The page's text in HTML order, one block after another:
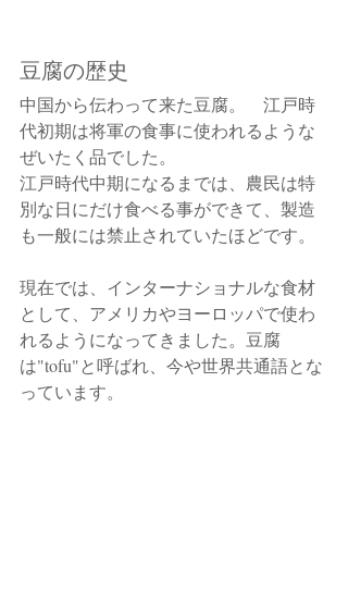
豆腐の歴史
中国から伝わって来た豆腐。　江戸時
代初期は将軍の食事に使われるような
ぜいたく品でした。
江戸時代中期になるまでは、農民は特
別な日にだけ食べる事ができて、製造
も一般には禁止されていたほどです。
現在では、インターナショナルな食材
として、アメリカやヨーロッパで使わ
れるようになってきました。豆腐
は"tofu"と呼ばれ、今や世界共通語とな
っています。